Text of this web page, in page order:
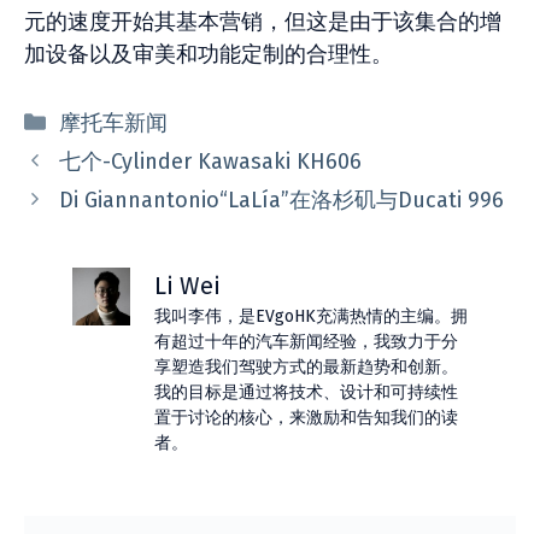
元的速度开始其基本营销，但这是由于该集合的增
加设备以及审美和功能定制的合理性。
分
类
摩托车新闻
七个-Cylinder Kawasaki KH606
Di Giannantonio“LaLía”在洛杉矶与Ducati 996
Li Wei
我叫李伟，是EVgoHK充满热情的主编。拥
有超过十年的汽车新闻经验，我致力于分
享塑造我们驾驶方式的最新趋势和创新。
我的目标是通过将技术、设计和可持续性
置于讨论的核心，来激励和告知我们的读
者。